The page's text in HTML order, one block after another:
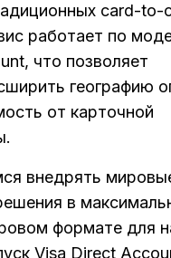
card-to-
работает по
что позволяет
географию
от карточной
внедрять
в
формате для
Visa Direct